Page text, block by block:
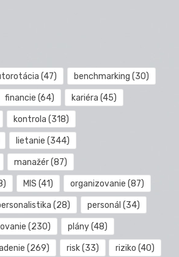
(47) benchmarking (30)
financie (64) kariéra (45)
kontrola (318)
lietanie (344)
manažér(87)
MIS (41) organizovanie (87)
(28) personál (34)
(230) plány(48)
(269) risk(33) riziko (40)